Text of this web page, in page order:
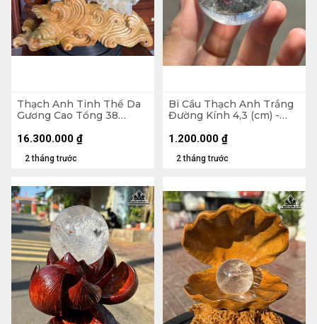
Thạch Anh Tinh Thể Da
Gương Cao Tổng 38
2 tháng trước
16.300.000 ₫
Bi Cầu Thạch Anh Trắng
Đường Kính 4,3 (cm) -
2 tháng trước
1.200.000 ₫